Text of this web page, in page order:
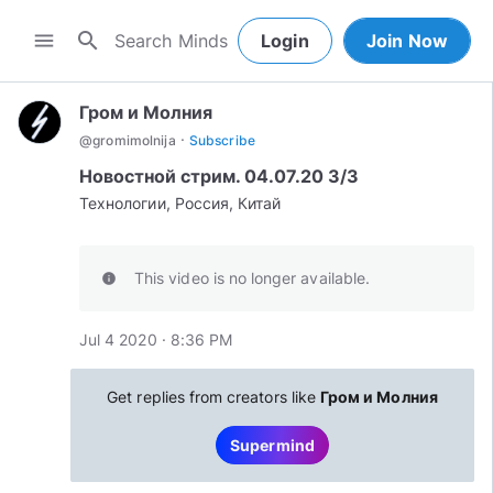
menu search Login Join Now
Гром и Молния
@gromimolnija · Subscribe
Новостной стрим. 04.07.20 3/3
Технологии, Россия, Китай
info This video is no longer available.
Jul 4 2020 · 8:36 PM
Get replies from creators like Гром и Молния
Supermind